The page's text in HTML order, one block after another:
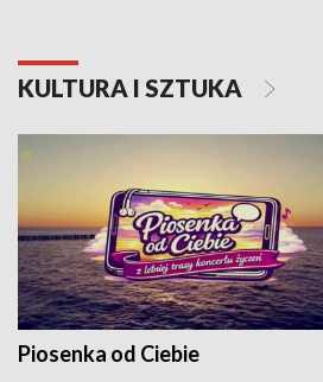
KULTURA I SZTUKA
Piosenka od Ciebie